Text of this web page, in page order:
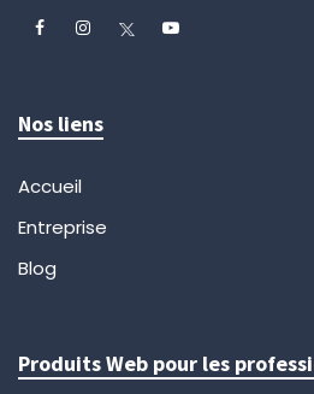
Nos liens
Accueil
Entreprise
Blog
Produits Web pour les